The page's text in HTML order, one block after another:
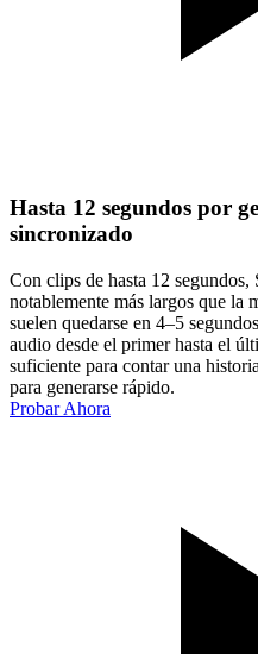
Hasta 12 segundos por
sincronizado
Con clips de hasta 12
notablemente más largos que la
suelen quedarse en 4–5
audio desde el primer hasta el
suficiente para contar una
para generarse rápido.
Probar Ahora